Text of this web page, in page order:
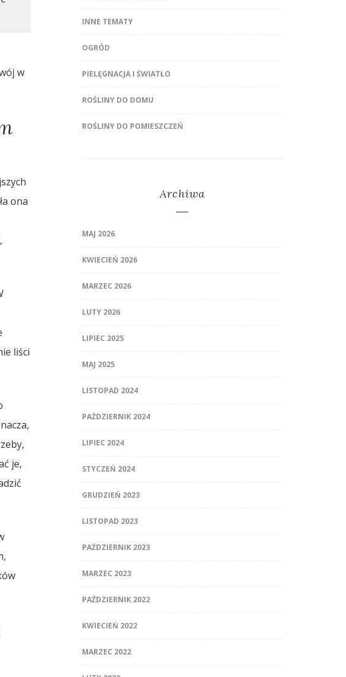
w
ona
liści
je,
INNE TEMATY
OGRÓD
PIELĘGNACJA I ŚWIATŁO
ROŚLINY DO DOMU
ROŚLINY DO POMIESZCZEŃ
Archiwa
MAJ 2026
KWIECIEŃ 2026
MARZEC 2026
LUTY 2026
LIPIEC 2025
MAJ 2025
LISTOPAD 2024
PAŹDZIERNIK 2024
LIPIEC 2024
STYCZEŃ 2024
GRUDZIEŃ 2023
LISTOPAD 2023
PAŹDZIERNIK 2023
MARZEC 2023
PAŹDZIERNIK 2022
KWIECIEŃ 2022
MARZEC 2022